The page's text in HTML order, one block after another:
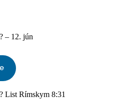
– 12. jún
List Rímskym 8:31